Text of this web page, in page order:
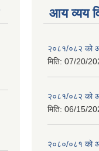
आय व्यय
२०८१/०८२ को
मिति: 07/20/
२०८१/०८२ को
मिति: 06/15/
२०८०/०८१ को